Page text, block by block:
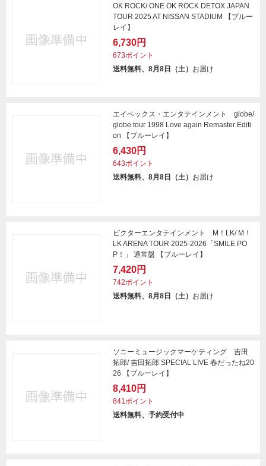
OK ROCK/ ONE OK ROCK DETOX JAPAN
TOUR 2025 AT NISSAN STADIUM 【ブルー
レイ】
6,730円
673ポイント
送料無料、8月8日（土） お届け
エイベックス・エンタテインメント globe/
globe tour 1998 Love again Remaster Editi
on 【ブルーレイ】
6,430円
643ポイント
送料無料、8月8日（土） お届け
ビクターエンタテインメント M！LK/ M！
LK ARENA TOUR 2025-2026「SMILE PO
P！」 通常盤 【ブルーレイ】
7,420円
742ポイント
送料無料、8月8日（土） お届け
ソニーミュージックマーケティング 吉田
拓郎/ 吉田拓郎 SPECIAL LIVE 春だったね20
26 【ブルーレイ】
8,410円
841ポイント
送料無料、予約受付中